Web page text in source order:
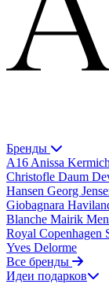
Бренды
A16 Anissa
Christofle Daum
Hansen Georg
Giobagnara
Blanche Mairik
Royal Copenhagen
Yves Delorme
Все бренды
Идеи подарков